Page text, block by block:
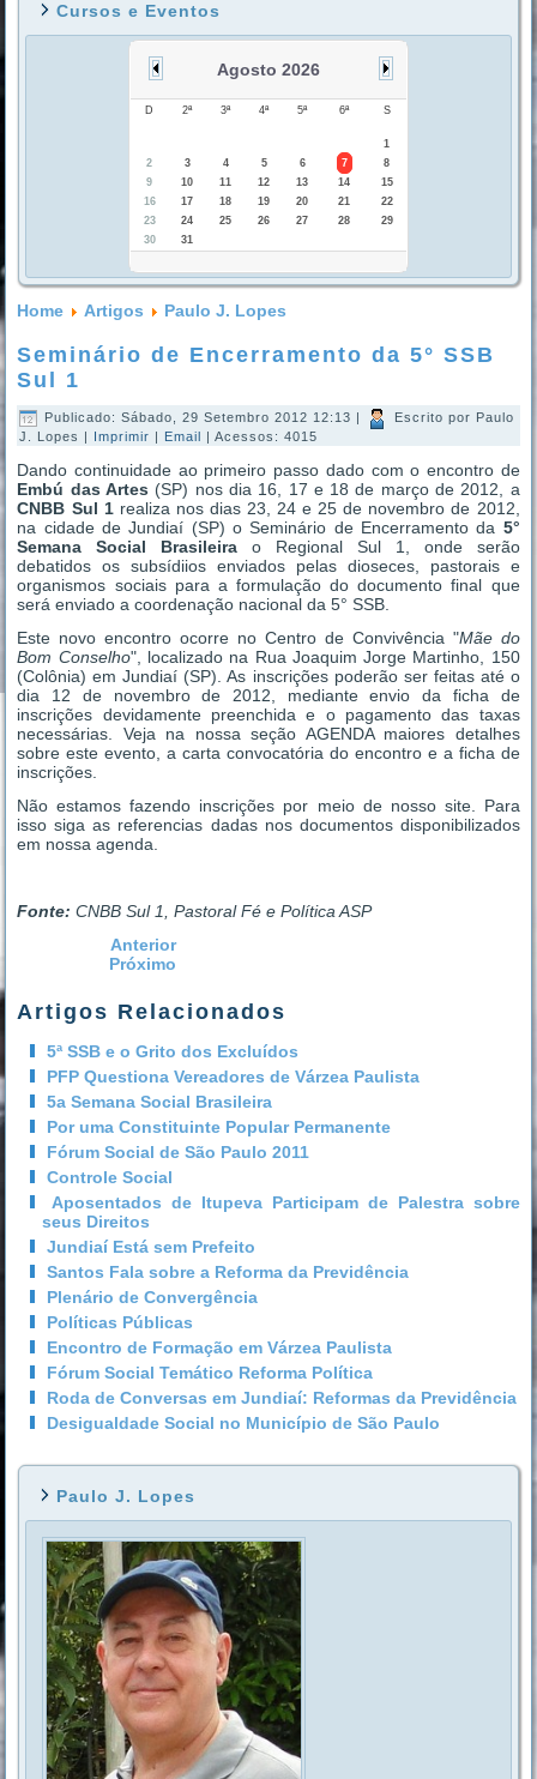
Cursos e Eventos
Agosto 2026
D 2ª 3ª 4ª 5ª 6ª S
1
2
3 4 5 6 7
8
9
10 11 12 13 14
15
16
17 18 19 20 21
22
23
24 25 26 27 28
29
30
31
Home Artigos Paulo J. Lopes
Seminário de Encerramento da 5° SSB
Sul 1
Publicado: Sábado, 29 Setembro 2012 12:13 |
Escrito por Paulo
J. Lopes | Imprimir | Email | Acessos: 4015
Dando continuidade ao primeiro passo dado com o encontro de
Embú das Artes (SP) nos dia 16, 17 e 18 de março de 2012, a
CNBB Sul 1realiza nos dias 23, 24 e 25 de novembro de 2012,
na cidade de Jundiaí (SP) o Seminário de Encerramento da 5°
Semana Social Brasileira o Regional Sul 1, onde serão
debatidos os subsídiios enviados pelas dioseces, pastorais e
organismos sociais para a formulação do documento final que
será enviado a coordenação nacional da 5° SSB.
Este novo encontro ocorre no Centro de Convivência "Mãe do
Bom Conselho", localizado na Rua Joaquim Jorge Martinho, 150
(Colônia) em Jundiaí (SP). As inscrições poderão ser feitas até o
dia 12 de novembro de 2012, mediante envio da ficha de
inscrições devidamente preenchida e o pagamento das taxas
necessárias. Veja na nossa seção AGENDA maiores detalhes
sobre este evento, a carta convocatória do encontro e a ficha de
inscrições.
Não estamos fazendo inscrições por meio de nosso site. Para
isso siga as referencias dadas nos documentos disponibilizados
em nossa agenda.
Fonte: CNBB Sul 1, Pastoral Fé e Política ASP
Anterior
Próximo
Artigos Relacionados
5ª SSB e o Grito dos Excluídos
PFP Questiona Vereadores de Várzea Paulista
5a Semana Social Brasileira
Por uma Constituinte Popular Permanente
Fórum Social de São Paulo 2011
Controle Social
Aposentados de Itupeva Participam de Palestra sobre
seus Direitos
Jundiaí Está sem Prefeito
Santos Fala sobre a Reforma da Previdência
Plenário de Convergência
Políticas Públicas
Encontro de Formação em Várzea Paulista
Fórum Social Temático Reforma Política
Roda de Conversas em Jundiaí: Reformas da Previdência
Desigualdade Social no Município de São Paulo
Paulo J. Lopes